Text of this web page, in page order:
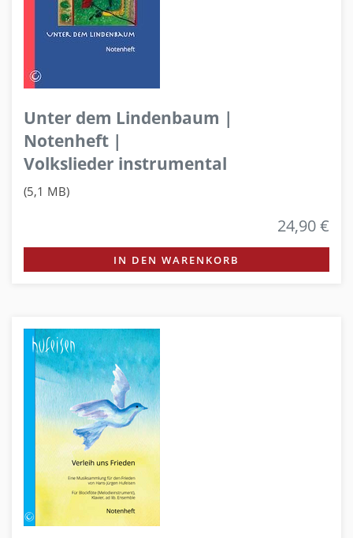
Unter dem Lindenbaum |
Notenheft |
Volkslieder instrumental
(5,1 MB)
24,90 €
IN DEN WARENKORB